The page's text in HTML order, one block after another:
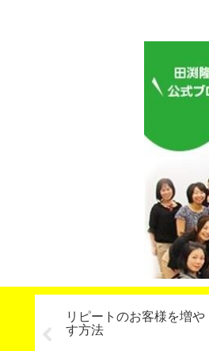
アドバ
リピートのお客様を増や
す方法